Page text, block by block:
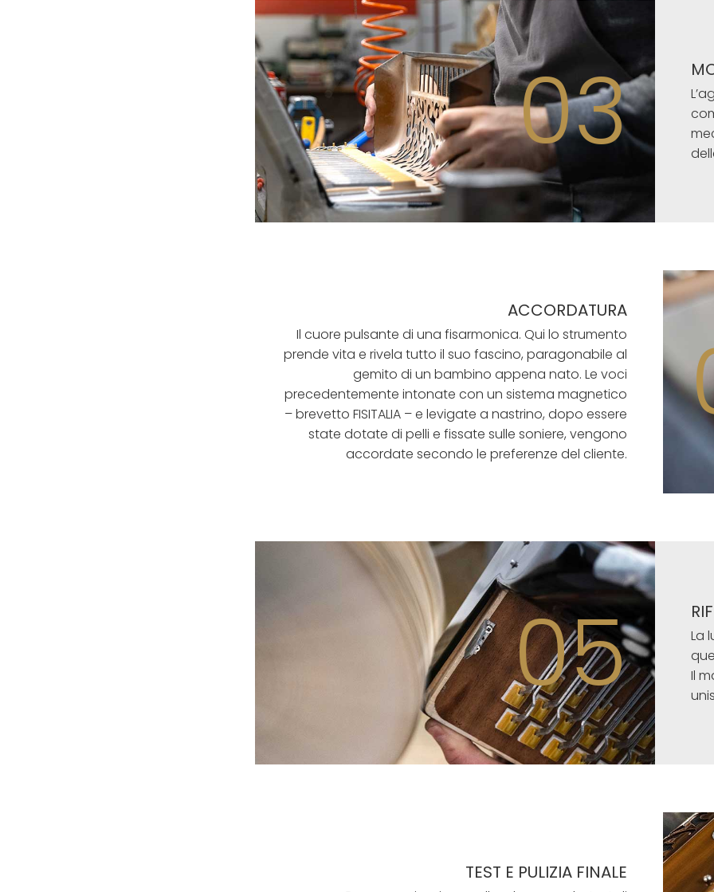
03
ACCORDATURA
Il cuore pulsante di una fisarmonica. Qui lo strumento
prende vita e rivela tutto il suo fascino, paragonabile al
gemito di un bambino appena nato. Le voci
precedentemente intonate con un sistema magnetico
– brevetto FISITALIA – e levigate a nastrino, dopo essere
state dotate di pelli e fissate sulle soniere, vengono
accordate secondo le preferenze del cliente.
05
La
Il
TEST E PULIZIA FINALE